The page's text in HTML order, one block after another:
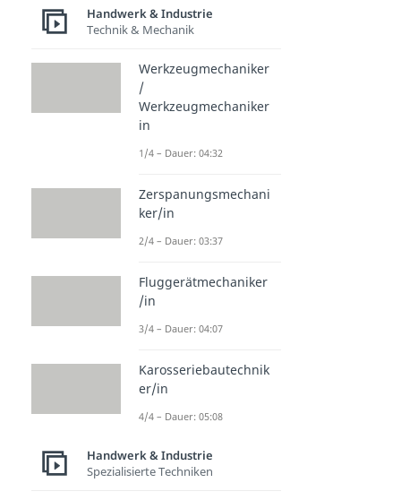
Handwerk & Industrie
Technik & Mechanik
Werkzeugmechaniker
/
Werkzeugmechaniker
in
1/4 – Dauer: 04:32
Zerspanungsmechani
ker/in
2/4 – Dauer: 03:37
Fluggerätmechaniker
/in
3/4 – Dauer: 04:07
Karosseriebautechnik
er/in
4/4 – Dauer: 05:08
Handwerk & Industrie
Spezialisierte Techniken